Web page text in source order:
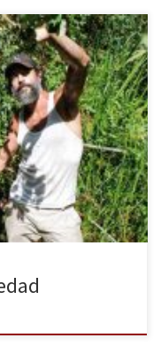
Hollywood sobre la
de la vida diaria. Es
Lembra-me (¿Y
en 2013, y que la
del […]